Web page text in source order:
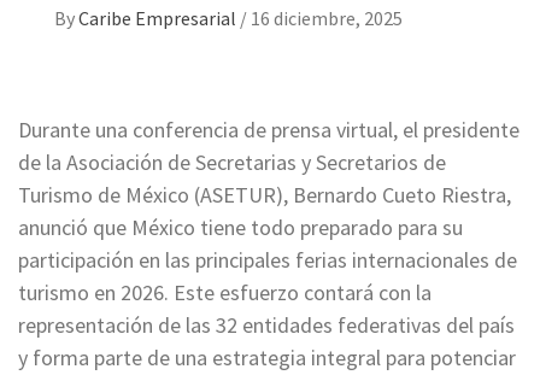
ByCaribe Empresarial / 16 diciembre, 2025
Durante una conferencia de prensa virtual, el presidente
de la Asociación de Secretarias y Secretarios de
Turismo de México (ASETUR), Bernardo Cueto Riestra,
anunció que México tiene todo preparado para su
participación en las principales ferias internacionales de
turismo en 2026. Este esfuerzo contará con la
representación de las 32 entidades federativas del país
y forma parte de una estrategia integral para potenciar